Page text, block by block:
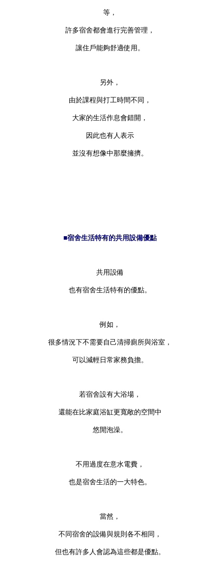
等，
許多宿舍都會進行完善管理，
讓住戶能夠舒適使用。
另外，
由於課程與打工時間不同，
大家的生活作息會錯開，
因此也有人表示
並沒有想像中那麼擁擠。
■宿舍生活特有的共用設備優點
共用設備
也有宿舍生活特有的優點。
例如，
很多情況下不需要自己清掃廁所與浴室，
可以減輕日常家務負擔。
若宿舍設有大浴場，
還能在比家庭浴缸更寬敞的空間中
悠閒泡澡。
不用過度在意水電費，
也是宿舍生活的一大特色。
當然，
不同宿舍的設備與規則各不相同，
但也有許多人會認為這些都是優點。